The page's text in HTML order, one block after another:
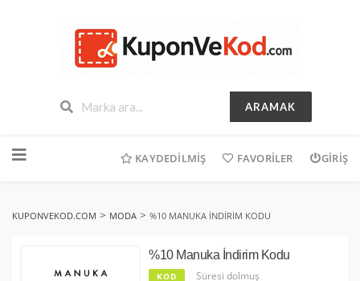
ARAMAK
geç
KAYDEDILMIŞ FAVORILER GIRIŞ
KUPONVEKOD.COM > MODA > %10 MANUKA İNDIRIM KODU
%10 Manuka İndirim Kodu
KOD Süresi dolmuş